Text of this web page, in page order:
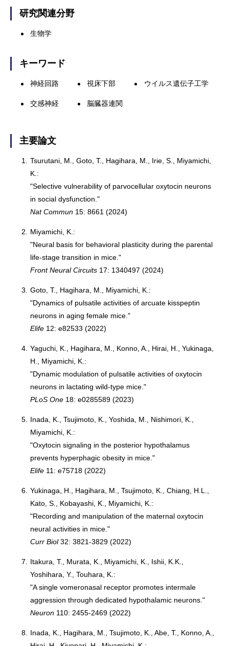
研究関連分野
生物学
キーワード
神経回路 視床下部 ウイルス遺伝子工学
交感神経 脳臓器連関
主要論文
1.
Tsurutani, M., Goto, T., Hagihara, M., Irie, S., Miyamichi,
K.:
"Selective vulnerability of parvocellular oxytocin neurons
in social dysfunction."
Nat Commun 15: 8661 (2024)
2.
Miyamichi, K.:
"Neural basis for behavioral plasticity during the parental
life-stage transition in mice."
Front Neural Circuits 17: 1340497 (2024)
3.
Goto, T., Hagihara, M., Miyamichi, K.:
"Dynamics of pulsatile activities of arcuate kisspeptin
neurons in aging female mice."
Elife 12: e82533 (2022)
4. Yaguchi, K., Hagihara, M., Konno, A., Hirai, H., Yukinaga,
H., Miyamichi, K.:
"Dynamic modulation of pulsatile activities of oxytocin
neurons in lactating wild-type mice."
PLoS One 18: e0285589 (2023)
5.
Inada, K., Tsujimoto, K., Yoshida, M., Nishimori, K.,
Miyamichi, K.:
"Oxytocin signaling in the posterior hypothalamus
prevents hyperphagic obesity in mice."
Elife 11: e75718 (2022)
6. Yukinaga, H., Hagihara, M., Tsujimoto, K., Chiang, H.L.,
Kato, S., Kobayashi, K., Miyamichi, K.:
"Recording and manipulation of the maternal oxytocin
neural activities in mice."
Curr Biol32: 3821-3829 (2022)
7.
Itakura, T., Murata, K., Miyamichi, K., Ishii, K.K.,
Yoshihara, Y., Touhara, K.:
"A single vomeronasal receptor promotes intermale
aggression through dedicated hypothalamic neurons."
Neuron 110: 2455-2469 (2022)
8.
Inada, K., Hagihara, M., Tsujimoto, K., Abe, T., Konno, A.,